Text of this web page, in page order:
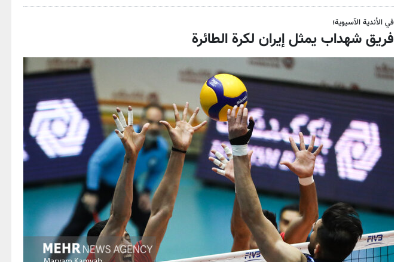
في الأندية الآسيوية؛
فريق شهداب يمثل إيران لكرة الطائرة